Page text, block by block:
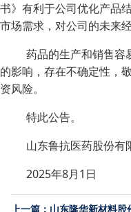
书》有利于公司优化产品
市场需求，对公司的未来
药品的生产和销售容
的影响，存在不确定性，
资风险。
特此公告。
山东鲁抗医药股份有
2025年8月1日
上一篇：山东隆华新材料